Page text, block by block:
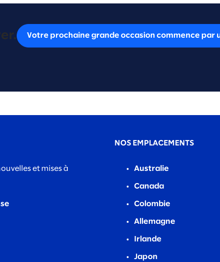
Votre prochaine grande occasion commence par
et mises à
NOS EMPLACEMENTS
Australie
Canada
Colombie
Allemagne
Irlande
Japon